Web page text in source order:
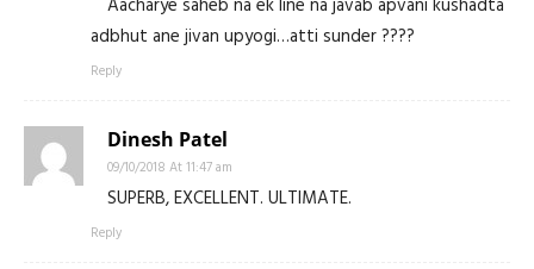
adbhut ane jivan upyogi…atti sunder ????
Reply
Dinesh Patel
09/10/2018 At 11:47 am
SUPERB, EXCELLENT. ULTIMATE.
Reply